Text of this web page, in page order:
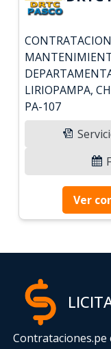
LIRIOPAMPA,
PA-107
Ver